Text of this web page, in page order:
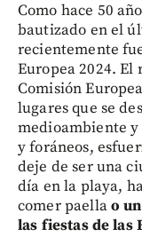
Como hace 50
bautizado en el
recientemente
Europea 2024. El
Comisión
lugares que se
medioambiente
y foráneos,
deje de ser una
día en la playa,
comer paellao
las fiestas de las